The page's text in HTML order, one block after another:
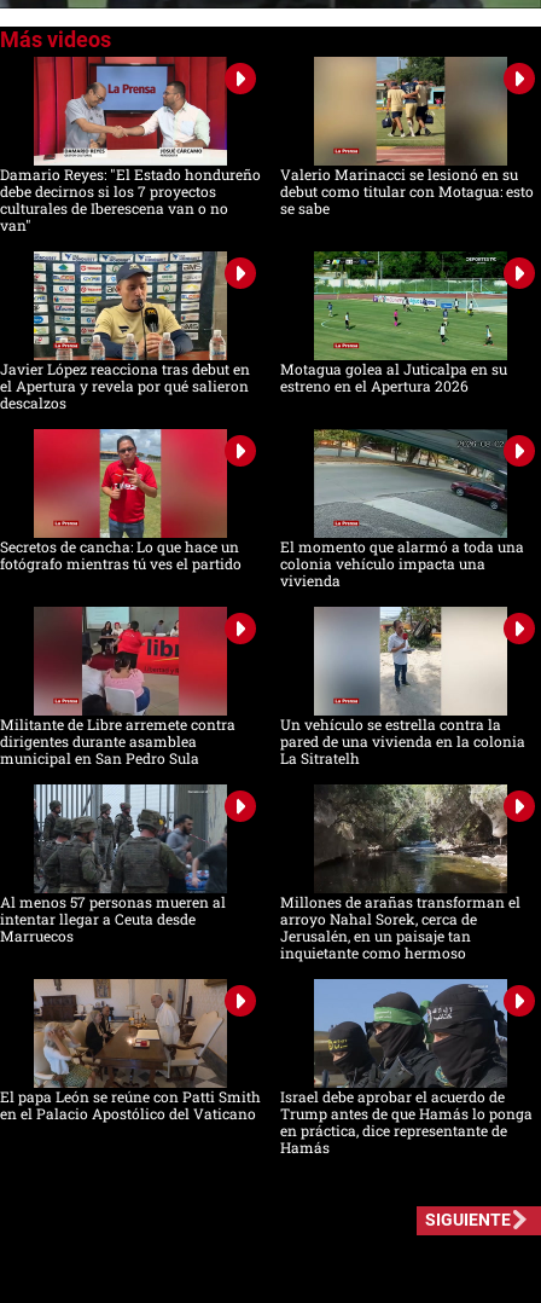
seconds
minute,
seconds
Damario Reyes: "El Estado hondureño
debe decirnos si los 7 proyectos
culturales de Iberescena van o no
van"
Valerio Marinacci se lesionó en su
debut como titular con Motagua: esto
se sabe
Javier López reacciona tras debut en
el Apertura y revela por qué salieron
descalzos
Motagua golea al Juticalpa en su
estreno en el Apertura 2026
Secretos de cancha: Lo que hace un
fotógrafo mientras tú ves el partido
El momento que alarmó a toda una
colonia vehículo impacta una
vivienda
Militante de Libre arremete contra
dirigentes durante asamblea
municipal en San Pedro Sula
Un vehículo se estrella contra la
pared de una vivienda en la colonia
La Sitratelh
Al menos 57 personas mueren al
intentar llegar a Ceuta desde
Marruecos
Millones de arañas transforman el
arroyo Nahal Sorek, cerca de
Jerusalén, en un paisaje tan
inquietante como hermoso
El papa León se reúne con Patti Smith
en el Palacio Apostólico del Vaticano
Israel debe aprobar el acuerdo de
Trump antes de que Hamás lo ponga
en práctica, dice representante de
Hamás
SIGUIENTE